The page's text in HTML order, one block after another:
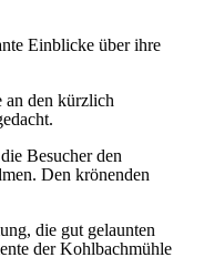
Einblicke über ihre
an den kürzlich
Besucher den
Den krönenden
die gut gelaunten
der Kohlbachmühle